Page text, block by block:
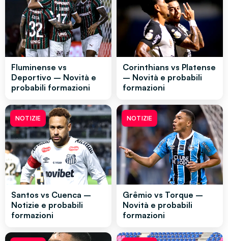
Fluminense vs
Deportivo – Novità e
probabili formazioni
Corinthians vs Platense
– Novità e probabili
formazioni
NOTIZIE
Santos vs Cuenca –
Notizie e probabili
formazioni
NOTIZIE
Grêmio vs Torque –
Novità e probabili
formazioni